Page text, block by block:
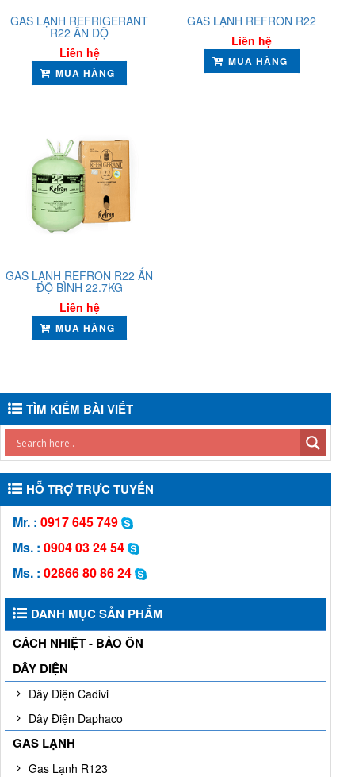
GAS LẠNH REFRIGERANT
R22 ẤN ĐỘ
Liên hệ
MUA HÀNG
GAS LẠNH REFRON R22
Liên hệ
MUA HÀNG
GAS LẠNH REFRON R22 ẤN
ĐỘ BÌNH 22.7KG
Liên hệ
MUA HÀNG
TÌM KIẾM BÀI VIẾT
HỖ TRỢ TRỰC TUYẾN
Mr. : 0917 645 749
Ms. : 0904 03 24 54
Ms. : 02866 80 86 24
DANH MỤC SẢN PHẨM
CÁCH NHIỆT - BẢO ÔN
DÂY DIỆN
Dây Điện Cadivi
Dây Điện Daphaco
GAS LẠNH
Gas Lạnh R123